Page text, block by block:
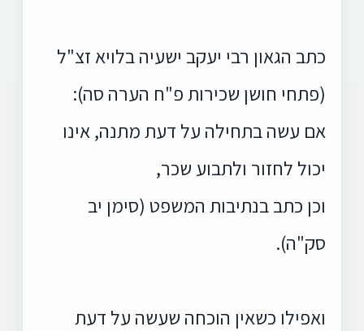
כתב הגאון רבי יעקב ישעיה בלויא זצ"ל
(פתחי חושן שכירות פ"ח הערה סה):
אם עשה בתחילה על דעת מתנה, אינו
יכול לחזור ולתבוע שכר,
וכן כתב בנתיבות המשפט (סימן יב
סק"ה).
ואפילו כשאין הוכחה שעשה על דעת